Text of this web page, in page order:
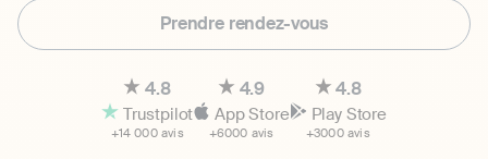
Prendre rendez-vous
4.8
Trustpilot
+14 000 avis
4.9
App Store
+6000 avis
4.8
Play Store
+3000 avis